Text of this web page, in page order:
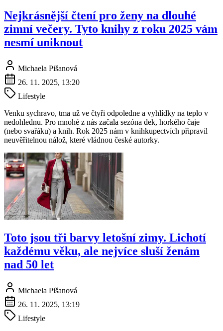
Nejkrásnější čtení pro ženy na dlouhé
zimní večery. Tyto knihy z roku 2025 vám
nesmí uniknout
Michaela Pišanová
26. 11. 2025, 13:20
Lifestyle
Venku sychravo, tma už ve čtyři odpoledne a vyhlídky na teplo v
nedohlednu. Pro mnohé z nás začala sezóna dek, horkého čaje
(nebo svařáku) a knih. Rok 2025 nám v knihkupectvích připravil
neuvěřitelnou nálož, které vládnou české autorky.
Toto jsou tři barvy letošní zimy. Lichotí
každému věku, ale nejvíce sluší ženám
nad 50 let
Michaela Pišanová
26. 11. 2025, 13:19
Lifestyle